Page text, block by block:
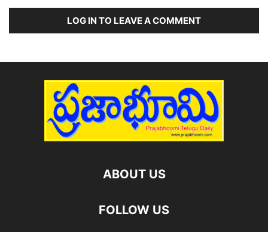
LOG IN TO LEAVE A COMMENT
ABOUT US
FOLLOW US